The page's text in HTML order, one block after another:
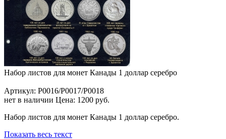
Набор листов для монет Канады 1 доллар серебро
Артикул: P0016/P0017/P0018
нет в наличии Цена: 1200 руб.
Набор листов для монет Канады 1 доллар серебро.
Показать весь текст